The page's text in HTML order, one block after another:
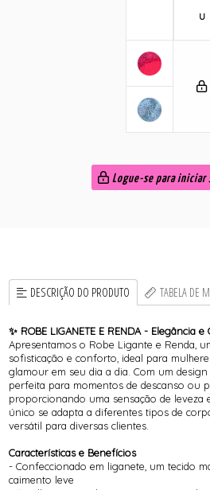
U
Logue-se para iniciar
DESCRIÇÃO DO PRODUTO TABELA DE
✨ ROBE LIGANETE E RENDA - Elegância
Apresentamos o Robe Ligante e Renda,
sofisticação e conforto, ideal para
glamour em seu dia a dia. Com um
perfeita para momentos de descanso ou
proporcionando uma sensação de leveza
único se adapta a diferentes tipos de
versátil para diversas clientes.
Características e Benefícios
- Confeccionado em liganete, um tecido
caimento leve